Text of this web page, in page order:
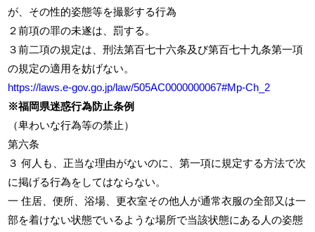
が、その性的姿態等を撮影する行為
２前項の罪の未遂は、罰する。
３前二項の規定は、刑法第百七十六条及び第百七十九条第一項
の規定の適用を妨げない。
https://laws.e-gov.go.jp/law/505AC0000000067#Mp-Ch_2
※福岡県迷惑行為防止条例
（卑わいな行為等の禁止）
第六条
３ 何人も、正当な理由がないのに、第一項に規定する方法で次
に掲げる行為をしてはならない。
一 住居、便所、浴場、更衣室その他人が通常衣服の全部又は一
部を着けない状態でいるような場所で当該状態にある人の姿態